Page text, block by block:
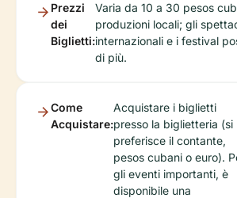
Prezzi
dei
Biglietti:
Varia da 10 a 30 pesos
produzioni locali; gli
internazionali e i festival
di più.
Come
Acquistare:
Acquistare i biglietti
presso la biglietteria (si
preferisce il contante,
pesos cubani o euro).
gli eventi importanti, è
disponibile una